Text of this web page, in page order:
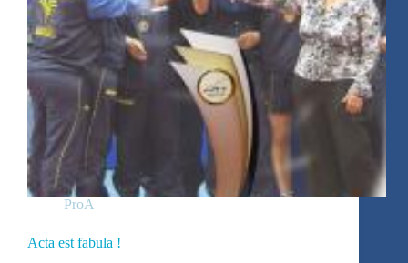
ProA
Acta est fabula !